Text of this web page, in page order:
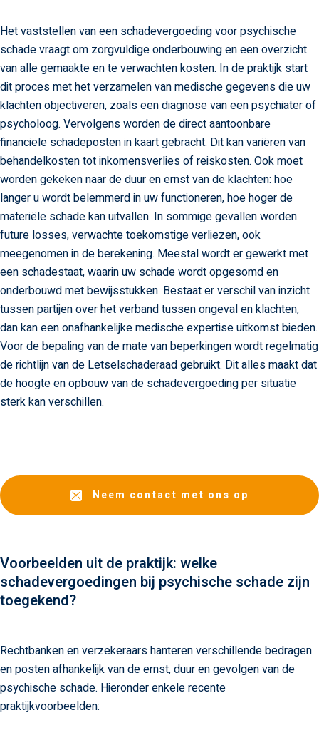
Het vaststellen van een schadevergoeding voor psychische
schade vraagt om zorgvuldige onderbouwing en een overzicht
van alle gemaakte en te verwachten kosten. In de praktijk start
dit proces met het verzamelen van medische gegevens die uw
klachten objectiveren, zoals een diagnose van een psychiater of
psycholoog. Vervolgens worden de direct aantoonbare
financiële schadeposten in kaart gebracht. Dit kan variëren van
behandelkosten tot inkomensverlies of reiskosten. Ook moet
worden gekeken naar de duur en ernst van de klachten: hoe
langer u wordt belemmerd in uw functioneren, hoe hoger de
materiële schade kan uitvallen. In sommige gevallen worden
future losses, verwachte toekomstige verliezen, ook
meegenomen in de berekening. Meestal wordt er gewerkt met
een schadestaat, waarin uw schade wordt opgesomd en
onderbouwd met bewijsstukken. Bestaat er verschil van inzicht
tussen partijen over het verband tussen ongeval en klachten,
dan kan een onafhankelijke medische expertise uitkomst bieden.
Voor de bepaling van de mate van beperkingen wordt regelmatig
de richtlijn van de Letselschaderaad gebruikt. Dit alles maakt dat
de hoogte en opbouw van de schadevergoeding per situatie
sterk kan verschillen.
Neem contact met ons op
Voorbeelden uit de praktijk: welke
schadevergoedingen bij psychische schade zijn
toegekend?
Rechtbanken en verzekeraars hanteren verschillende bedragen
en posten afhankelijk van de ernst, duur en gevolgen van de
psychische schade. Hieronder enkele recente
praktijkvoorbeelden: